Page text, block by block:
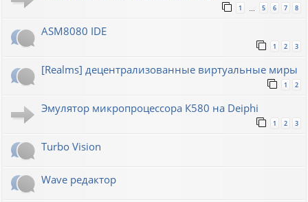
1 5 6 7 8
ASM8080 IDE
1 2 3
[Realms] децентрализованные виртуальные миры
1 2
Эмулятор микропроцессора К580 на Deiphi
1 2 3
Turbo Vision
Wave редактор